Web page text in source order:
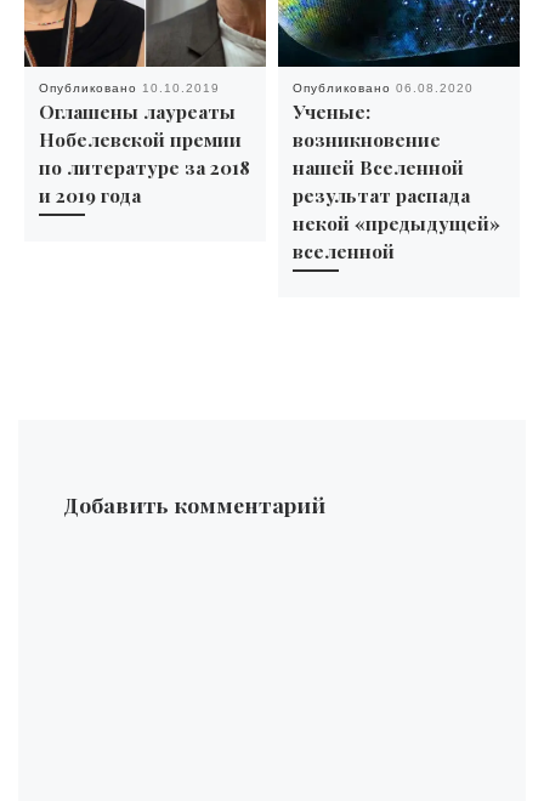
Опубликовано 10.10.2019
Оглашены лауреаты
Нобелевской премии
по литературе за 2018
и 2019 года
Опубликовано 06.08.2020
Ученые:
возникновение
нашей Вселенной
результат распада
некой «предыдущей»
вселенной
Добавить комментарий